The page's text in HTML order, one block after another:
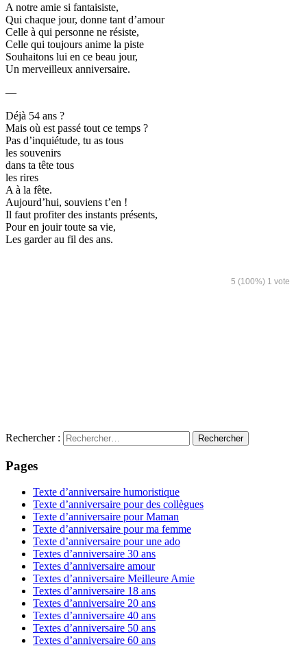
A notre amie si fantaisiste,
Qui chaque jour, donne tant d’amour
Celle à qui personne ne résiste,
Celle qui toujours anime la piste
Souhaitons lui en ce beau jour,
Un merveilleux anniversaire.
—
Déjà 54 ans ?
Mais où est passé tout ce temps ?
Pas d’inquiétude, tu as tous
les souvenirs
dans ta tête tous
les rires
A à la fête.
Aujourd’hui, souviens t’en !
Il faut profiter des instants présents,
Pour en jouir toute sa vie,
Les garder au fil des ans.
5 (100%) 1 vote
Rechercher :
Pages
Texte d’anniversaire humoristique
Texte d’anniversaire pour des collègues
Texte d’anniversaire pour Maman
Texte d’anniversaire pour ma femme
Texte d’anniversaire pour une ado
Textes d’anniversaire 30 ans
Textes d’anniversaire amour
Textes d’anniversaire Meilleure Amie
Textes d’anniversaire 18 ans
Textes d’anniversaire 20 ans
Textes d’anniversaire 40 ans
Textes d’anniversaire 50 ans
Textes d’anniversaire 60 ans